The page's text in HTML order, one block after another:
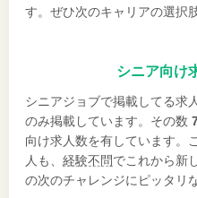
す。ぜひ次のキャリアの選択
シニア向け
シニアジョブで掲載してる求
のみ掲載しています。その数
向け求人数を有しています。
人も、 経験不問でこれから新
の次のチャレンジにピッタリ